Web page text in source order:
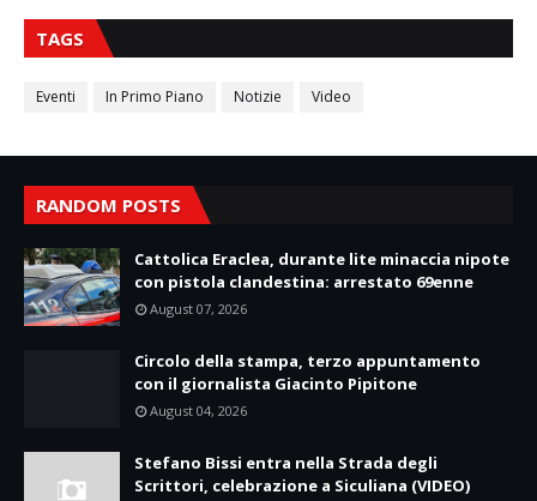
TAGS
Eventi In Primo Piano Notizie Video
RANDOM POSTS
Cattolica Eraclea, durante lite minaccia nipote
con pistola clandestina: arrestato 69enne
August 07, 2026
Circolo della stampa, terzo appuntamento
con il giornalista Giacinto Pipitone
August 04, 2026
Stefano Bissi entra nella Strada degli
Scrittori, celebrazione a Siculiana (VIDEO)